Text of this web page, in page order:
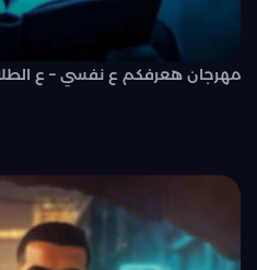
مهرجان هعرفكم ع نفسي – ع